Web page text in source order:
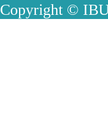
Copyright ©